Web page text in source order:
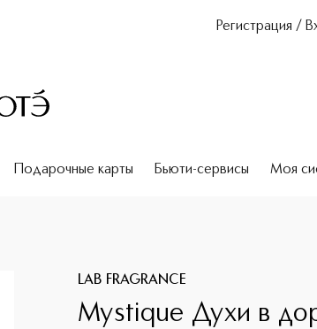
Регистрация /
Подарочные карты Бьюти-сервисы Моя
LAB FRAGRANCE
Mystique Духи в